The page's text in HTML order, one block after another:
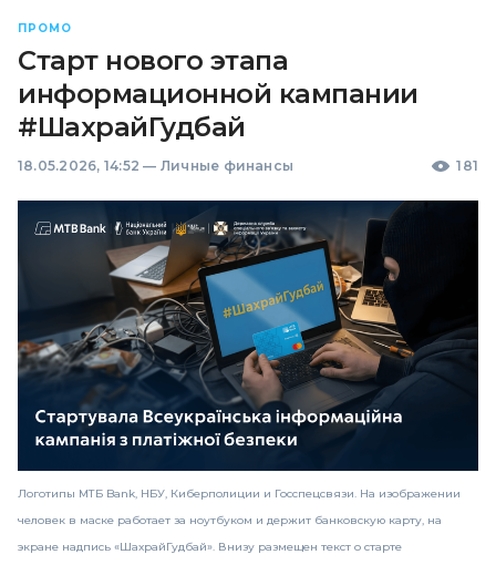
ПРОМО
Старт нового этапа
информационной кампании
#ШахрайГудбай
18.05.2026, 14:52 — Личные финансы 181
Логотипы МТБ Bank, НБУ, Киберполиции и Госспецсвязи. На изображении
человек в маске работает за ноутбуком и держит банковскую карту, на
экране надпись «ШахрайГудбай». Внизу размещен текст о старте